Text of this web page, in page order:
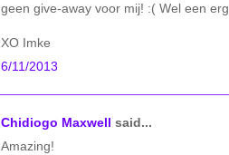
geen give-away voor mij! :( Wel een
XO Imke
6/11/2013
Chidiogo Maxwell said...
Amazing!